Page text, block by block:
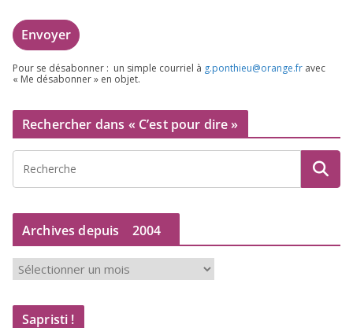
Pour se désa­bon­ner : un simple cour­riel à g.​ponthieu@​orange.​fr avec
« Me désa­bon­ner » en objet.
Rechercher dans « C’est pour dire »
Archives depuis 2004
c
Sapristi !